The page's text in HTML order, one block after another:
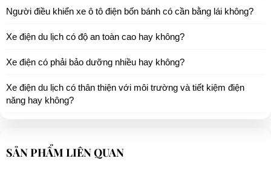
Người điều khiển xe ô tô điện bốn bánh có cần bằng lái không?
Xe điện du lịch có độ an toàn cao hay không?
Xe điện có phải bảo dưỡng nhiều hay không?
Xe điện du lịch có thân thiện với môi trường và tiết kiệm điện
năng hay không?
SẢN PHẨM LIÊN QUAN